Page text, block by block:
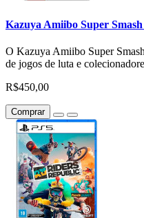
Kazuya Amiibo Super
O Kazuya Amiibo Super
de jogos de luta e
R$450,00
Comprar